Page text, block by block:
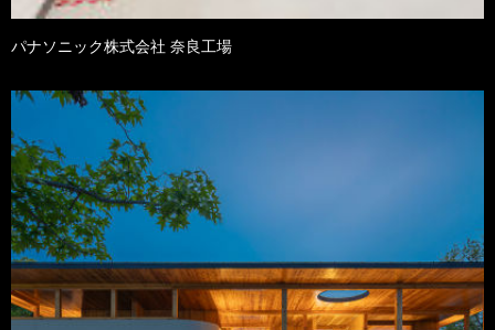
パナソニック株式会社 奈良工場